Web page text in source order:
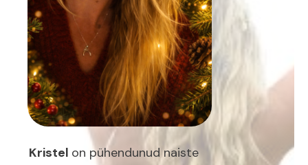
Kristel on pühendunud naiste